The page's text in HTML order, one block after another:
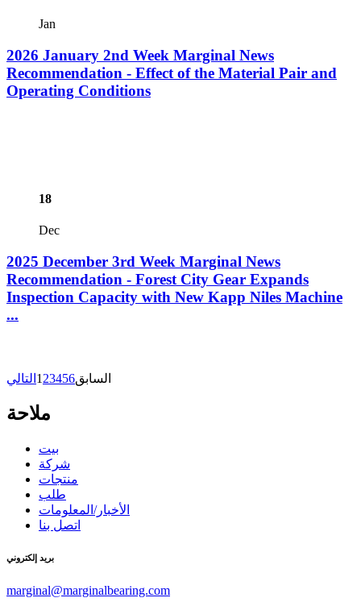
Jan
2026 January 2nd Week Marginal News
Recommendation - Effect of the Material Pair and
Operating Conditions
18
Dec
2025 December 3rd Week Marginal News
Recommendation - Forest City Gear Expands
Inspection Capacity with New Kapp Niles Machine
...
السابق 1 23456 التالي
ملاحة
بيت
شركة
منتجات
طلب
الأخبار/المعلومات
اتصل بنا
بريد إلكتروني
marginal@marginalbearing.com